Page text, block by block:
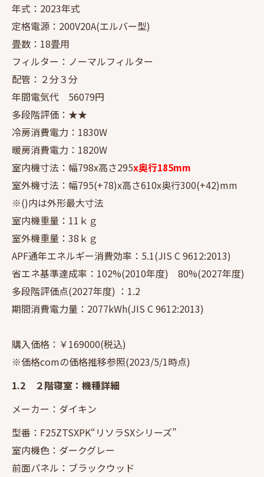
年式：2023年式
定格電源：200V20A(エルバー型)
畳数：18畳用
フィルター：ノーマルフィルター
配管：２分３分
年間電気代 56079円
多段階評価：★★
冷房消費電力：1830W
暖房消費電力：1820W
室内機寸法：幅798x高さ295x奥行185mm
室外機寸法：幅795(+78)x高さ610x奥行300(+42)mm
※()内は外形最大寸法
室内機重量：11ｋｇ
室外機重量：38ｋｇ
APF通年エネルギー消費効率：5.1(JIS C 9612:2013)
省エネ基準達成率：102%(2010年度) 80%(2027年度)
多段階評価点(2027年度) ：1.2
期間消費電力量：2077kWh(JIS C 9612:2013)
購入価格：￥169000(税込)
※価格comの価格推移参照(2023/5/1時点)
1.2 ２階寝室：機種詳細
メーカー：ダイキン
型番：F25ZTSXPK“リソラSXシリーズ”
室内機色：ダークグレー
前面パネル：ブラックウッド